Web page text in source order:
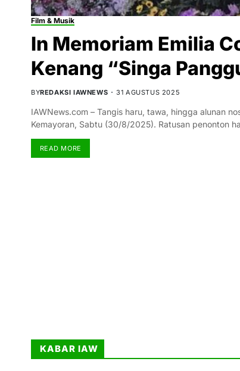
Film & Musik
In Memoriam Emilia
Kenang “Singa
BYREDAKSI IAWNEWS 31 AGUSTUS 2025
IAWNews.com – Tangis haru, tawa, hingga alunan
Kemayoran, Sabtu (30/8/2025). Ratusan penonton
READ MORE
KABAR IAW